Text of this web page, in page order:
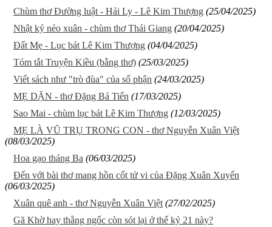
Chùm thơ Đường luật - Hải Ly - Lê Kim Thượng (25/04/2025)
Nhật ký nẻo xuân - chùm thơ Thái Giang (20/04/2025)
Đất Mẹ - Lục bát Lê Kim Thượng (04/04/2025)
Tóm tắt Truyện Kiều (bằng thơ) (25/03/2025)
Viết sách như "trò đùa" của số phận (24/03/2025)
MẸ DẶN - thơ Đặng Bá Tiến (17/03/2025)
Sao Mai - chùm lục bát Lê Kim Thượng (12/03/2025)
MẸ LÀ VŨ TRỤ TRONG CON - thơ Nguyễn Xuân Việt
(08/03/2025)
Hoa gạo tháng Ba (06/03/2025)
Đến với bài thơ mang hồn cốt tử vi của Đặng Xuân Xuyến
(06/03/2025)
Xuân quê anh - thơ Nguyễn Xuân Việt (27/02/2025)
Gã Khờ hay thằng ngốc còn sót lại ở thế kỷ 21 này?